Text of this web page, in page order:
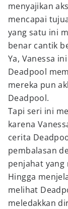
menyajikan
mencapai
yang satu ini
benar cantik
Ya, Vanessa
Deadpool
mereka pun
Deadpool.
Tapi seri ini
karena
cerita
pembalasan
penjahat yang
Hingga
melihat
meledakkan